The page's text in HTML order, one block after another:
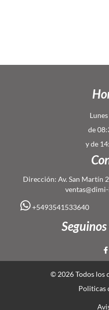
de
y de
Dirección: Av. San Martín
+5493541533640
© 2026 Todos los
Politicas